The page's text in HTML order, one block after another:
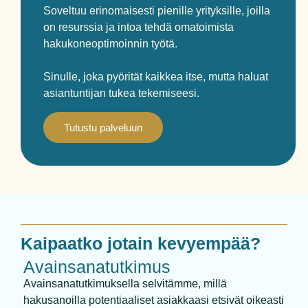
Soveltuu erinomaisesti pienille yrityksille, joilla
on resurssia ja intoa tehdä omatoimista
hakukoneoptimoinnin työtä.
Sinulle, joka pyörität kaikkea itse, mutta haluat
asiantuntijan tukea tekemiseesi.
Tutustu palveluun
Kaipaatko jotain kevyempää?
Avainsanatutkimus
Avainsanatutkimuksella selvitämme, millä
hakusanoilla potentiaaliset asiakkaasi etsivät oikeasti